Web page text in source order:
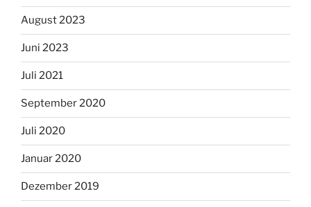
August 2023
Juni 2023
Juli 2021
September 2020
Juli 2020
Januar 2020
Dezember 2019